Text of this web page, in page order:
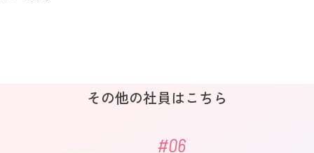
その他の社員はこちら
#06